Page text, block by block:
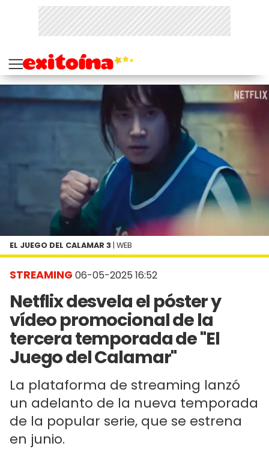
STREAMING 06-05-2025 16:52
Netflix desvela el póster y
vídeo promocional de la
tercera temporada de "El
Juego del Calamar"
La plataforma de streaming lanzó
un adelanto de la nueva temporada
de la popular serie, que se estrena
en junio.
EL JUEGO DEL CALAMAR 3 | WEB